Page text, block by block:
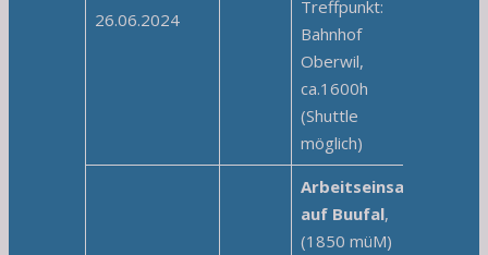
26.06.2024
Treffpunkt:
Bahnhof
Oberwil,
ca.1600h
(Shuttle
möglich)
Arbeitseinsatz
auf Buufal,
(1850 müM)